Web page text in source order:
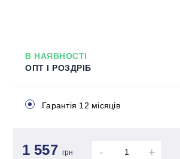
В НАЯВНОСТІ
ОПТ І РОЗДРІБ
Гарантія 12 місяців
1 557 грн - +